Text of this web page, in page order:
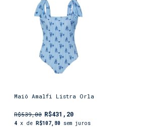
Maiô Amalfi Listra Orla
R$539,00 R$431,20
4 x de R$107,80 sem juros